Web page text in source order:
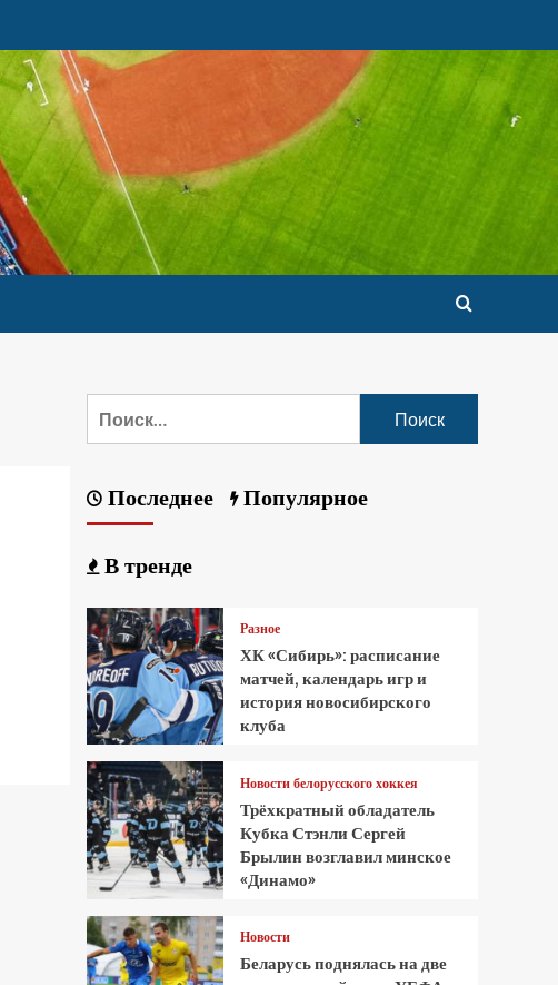
Последнее Популярное
В тренде
Разное
ХК «Сибирь»: расписание
матчей, календарь игр и
история новосибирского
клуба
Новости белорусского хоккея
Трёхкратный обладатель
Кубка Стэнли Сергей
Брылин возглавил минское
«Динамо»
Новости
Беларусь поднялась на две